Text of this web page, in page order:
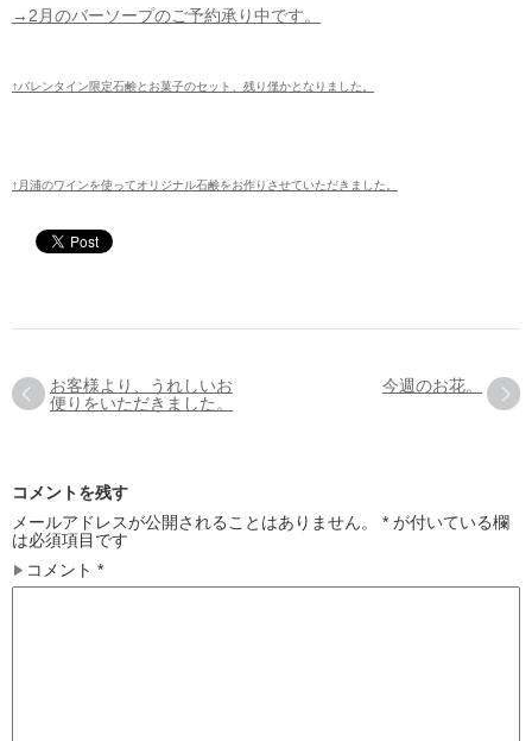
→2月のバーソープのご予約承り中です。
↑バレンタイン限定石鹸とお菓子のセット、残り僅かとなりました。
↑月浦のワインを使ってオリジナル石鹸をお作りさせていただきました。
お客様より、うれしいお
便りをいただきました。
今週のお花。
コメントを残す
メールアドレスが公開されることはありません。
* が付いている欄
は必須項目です
コメント *